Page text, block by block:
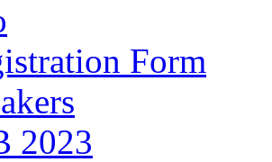
Form
2023